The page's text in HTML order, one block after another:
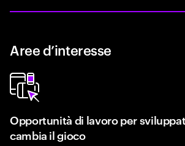
Aree d’interesse
Opportunità di lavoro per
cambia il gioco